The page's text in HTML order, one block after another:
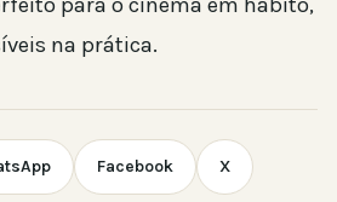
na prática.
Facebook X